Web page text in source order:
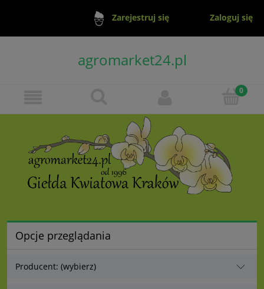
Zarejestruj się Zaloguj się
agromarket24.pl
Opcje przeglądania
Producent: (wybierz)